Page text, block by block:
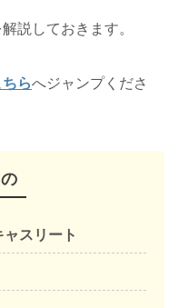
説しておきます。
ちらへジャンプくださ
スリート